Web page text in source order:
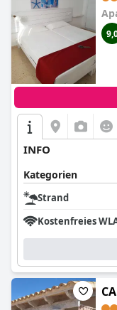
INFO
Kategorien
Strand
Kostenfreies